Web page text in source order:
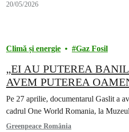
20/05/2026
Climă și energie Gaz Fosil
„EI AU PUTEREA
AVEM PUTEREA
filmului documentar
Pe 27 aprilie, documentarul Gaslit a
cadrul One World Romania, la
Greenpeace România